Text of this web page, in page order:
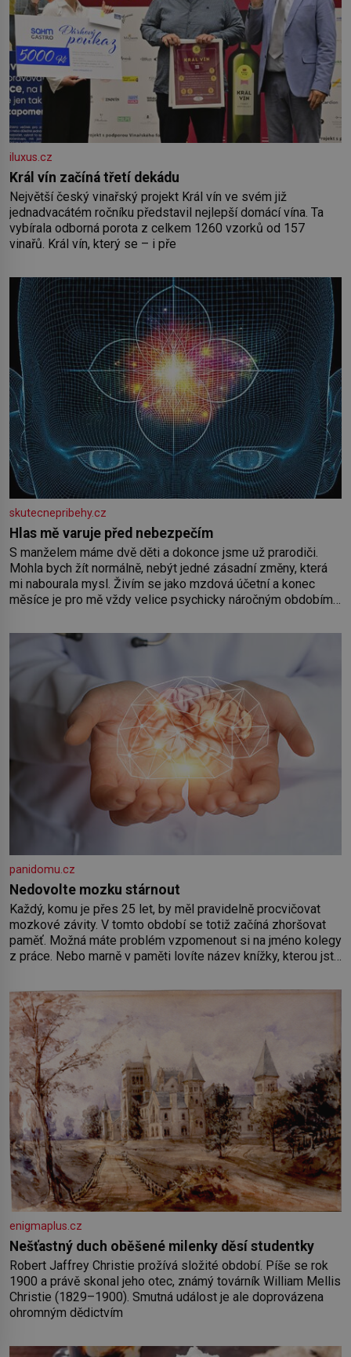
iluxus.cz
Král vín začíná třetí dekádu
Největší český vinařský projekt Král vín ve svém již
jednadvacátém ročníku představil nejlepší domácí vína. Ta
vybírala odborná porota z celkem 1260 vzorků od 157
vinařů. Král vín, který se – i pře
skutecnepribehy.cz
Hlas mě varuje před nebezpečím
S manželem máme dvě děti a dokonce jsme už prarodiči.
Mohla bych žít normálně, nebýt jedné zásadní změny, která
mi nabourala mysl. Živím se jako mzdová účetní a konec
měsíce je pro mě vždy velice psychicky náročným obdobím.
o pomoc, co se hlídání týče. Dalo by se
panidomu.cz
Nedovolte mozku stárnout
Každý, komu je přes 25 let, by měl pravidelně procvičovat
mozkové závity. V tomto období se totiž začíná zhoršovat
paměť. Možná máte problém vzpomenout si na jméno kolegy
z práce. Nebo marně v paměti lovíte název knížky, kterou jste
paměť rozhodla stávkovat. Cvičte
enigmaplus.cz
Nešťastný duch oběšené milenky děsí studentky
Robert Jaffrey Christie prožívá složité období. Píše se rok
1900 a právě skonal jeho otec, známý továrník William Mellis
Christie (1829–1900). Smutná událost je ale doprovázena
ohromným dědictvím